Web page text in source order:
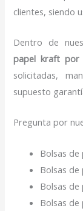
clientes, siendo
Dentro de
papel kraft por
solicitadas,
supuesto
Pregunta por
Bolsas
Bolsas
Bolsas
Bolsas